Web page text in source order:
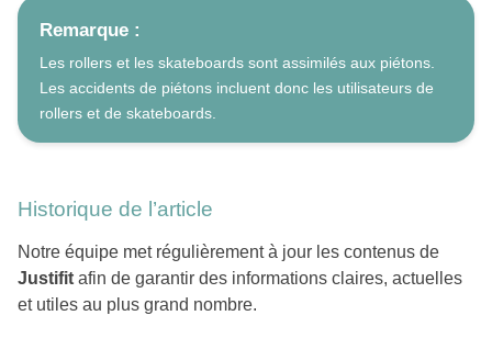
Remarque :
Les rollers et les skateboards sont assimilés aux piétons.
Les accidents de piétons incluent donc les utilisateurs de
rollers et de skateboards.
Historique de l’article
Notre équipe met régulièrement à jour les contenus de
Justifit afin de garantir des informations claires, actuelles
et utiles au plus grand nombre.